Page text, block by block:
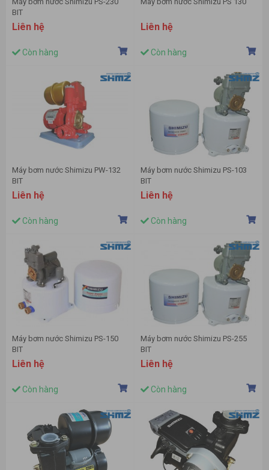
BIT
Liên hệ
Còn hàng
Liên hệ
Còn hàng
Máy bơm nước Shimizu PW-132
BIT
Liên hệ
Còn hàng
Máy bơm nước Shimizu PS-103
BIT
Liên hệ
Còn hàng
Máy bơm nước Shimizu PS-150
BIT
Liên hệ
Còn hàng
Máy bơm nước Shimizu PS-255
BIT
Liên hệ
Còn hàng